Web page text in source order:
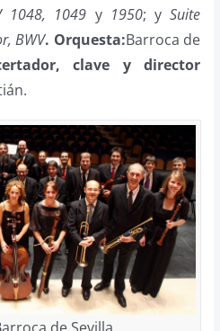
1048, 1049 y 1950; ySuite
BWV. Orquesta:Barroca de
clave y director